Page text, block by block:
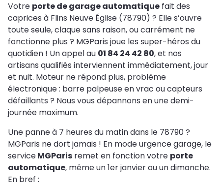
Votre porte de garage automatique fait des
caprices à Flins Neuve Église (78790) ? Elle s’ouvre
toute seule, claque sans raison, ou carrément ne
fonctionne plus ? MGParis joue les super-héros du
quotidien ! Un appel au 01 84 24 42 80, et nos
artisans qualifiés interviennent immédiatement, jour
et nuit. Moteur ne répond plus, problème
électronique : barre palpeuse en vrac ou capteurs
défaillants ? Nous vous dépannons en une demi-
journée maximum.
Une panne à 7 heures du matin dans le 78790 ?
MGParis ne dort jamais ! En mode urgence garage, le
serviceMGParis remet en fonction votre porte
automatique, même un 1er janvier ou un dimanche.
En bref :